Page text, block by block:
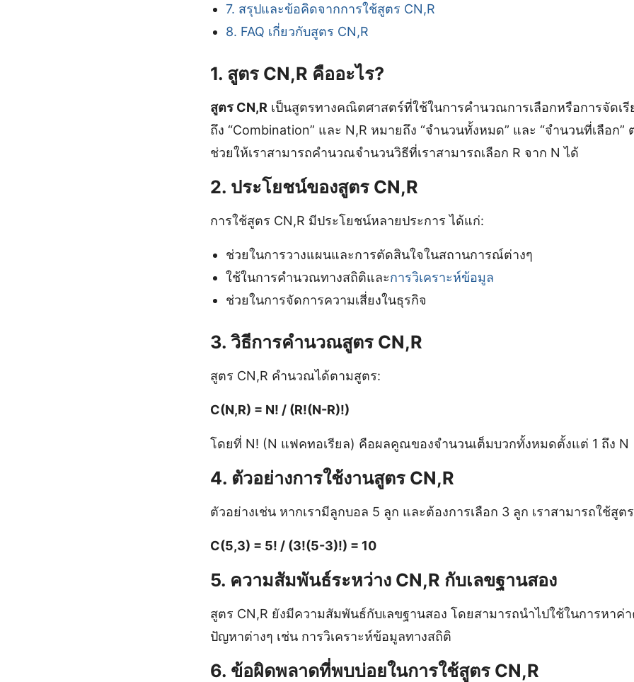
7. สรุปและข้อคิดจากการใช้สูตร CN,R
8. FAQ เกี่ยวกับสูตร CN,R
1. สูตร CN,R คืออะไร?
สูตร CN,R เป็นสูตรทางคณิตศาสตร์ที่ใช้ในการคำนวณการเลือกหรือการจัดเรี
ถึง “Combination” และ N,R หมายถึง “จำนวนทั้งหมด” และ “จำนวนที่เลือก
ช่วยให้เราสามารถคำนวณจำนวนวิธีที่เราสามารถเลือก R จาก N ได้
2. ประโยชน์ของสูตร CN,R
การใช้สูตร CN,R มีประโยชน์หลายประการ ได้แก่:
ช่วยในการวางแผนและการตัดสินใจในสถานการณ์ต่างๆ
ใช้ในการคำนวณทางสถิติและการวิเคราะห์ข้อมูล
ช่วยในการจัดการความเสี่ยงในธุรกิจ
3. วิธีการคำนวณสูตร CN,R
สูตร CN,R คำนวณได้ตามสูตร:
C(N,R) = N! / (R!(N-R)!)
โดยที่ N! (N แฟคทอเรียล) คือผลคูณของจำนวนเต็มบวกทั้งหมดตั้งแต่ 1 ถึง N
4. ตัวอย่างการใช้งานสูตร CN,R
ตัวอย่างเช่น หากเรามีลูกบอล 5 ลูก และต้องการเลือก 3 ลูก เราสามารถใช้สูต
C(5,3) = 5! / (3!(5-3)!) = 10
5. ความสัมพันธ์ระหว่าง CN,R กับเลขฐานสอง
สูตร CN,R ยังมีความสัมพันธ์กับเลขฐานสอง โดยสามารถนำไปใช้ในการหาค่
ปัญหาต่างๆ เช่น การวิเคราะห์ข้อมูลทางสถิติ
6. ข้อผิดพลาดที่พบบ่อยในการใช้สูตร CN,R